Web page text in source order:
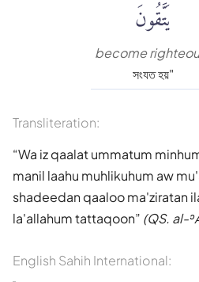
يَتَّقُونَ
become
সংযত হয়"
Transliteration:
Wa iz qaalat ummatum
manil laahu muhlikuhum aw
shadeedan qaaloo ma'ziratan
la'allahum tattaqoon (QS. al-
English Sahih International: